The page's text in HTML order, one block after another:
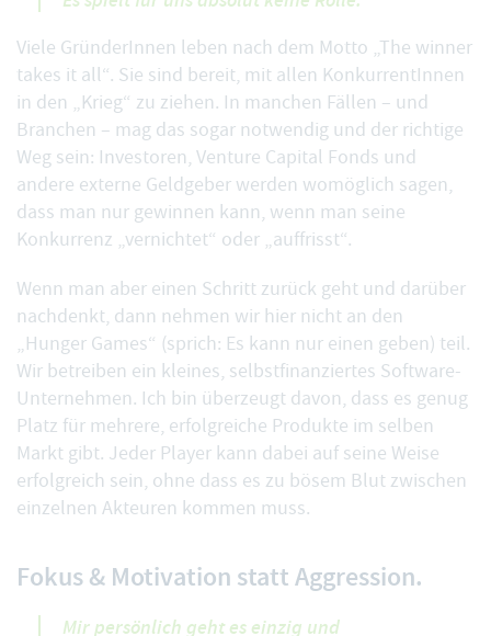
Viele GründerInnen leben nach dem Motto „The winner
takes it all“. Sie sind bereit, mit allen KonkurrentInnen
in den „Krieg“ zu ziehen. In manchen Fällen – und
Branchen – mag das sogar notwendig und der richtige
Weg sein: Investoren, Venture Capital Fonds und
andere externe Geldgeber werden womöglich sagen,
dass man nur gewinnen kann, wenn man seine
Konkurrenz „vernichtet“ oder „auffrisst“.
Wenn man aber einen Schritt zurück geht und darüber
nachdenkt, dann nehmen wir hier nicht an den
„Hunger Games“ (sprich: Es kann nur einen geben) teil.
Wir betreiben ein kleines, selbstfinanziertes Software-
Unternehmen. Ich bin überzeugt davon, dass es genug
Platz für mehrere, erfolgreiche Produkte im selben
Markt gibt. Jeder Player kann dabei auf seine Weise
erfolgreich sein, ohne dass es zu bösem Blut zwischen
einzelnen Akteuren kommen muss.
Fokus & Motivation statt Aggression.
Mir persönlich geht es einzig und